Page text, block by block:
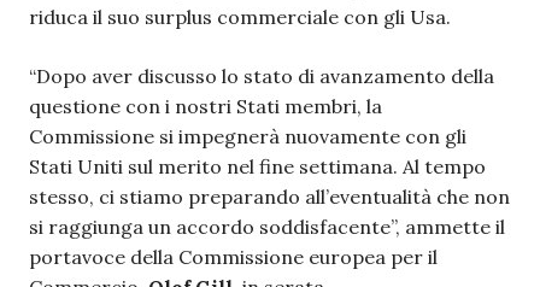
riduca il suo surplus commerciale con gli Usa.
“Dopo aver discusso lo stato di avanzamento della
questione con i nostri Stati membri, la
Commissione si impegnerà nuovamente con gli
Stati Uniti sul merito nel fine settimana. Al tempo
stesso, ci stiamo preparando all’eventualità che non
si raggiunga un accordo soddisfacente”, ammette il
portavoce della Commissione europea per il